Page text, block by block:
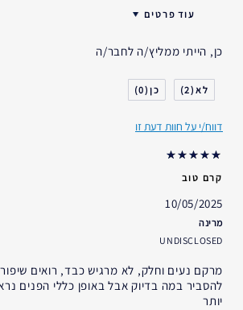
עוד פרטים
כן, הייתי ממליץ/ה לחבר/ה
2
0
דווח/י על חוות דעת זו
קרם טוב
10/05/2025
מרינה
UNDISCLOSED
מרקם נעים וחלק, לא מרגיש כבד, רואים
להסביר במה בדיוק אבל באופן כללי הפנים
יותר